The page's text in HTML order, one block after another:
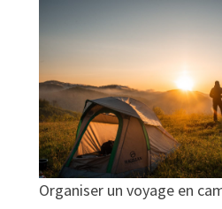
Organiser un voyage en